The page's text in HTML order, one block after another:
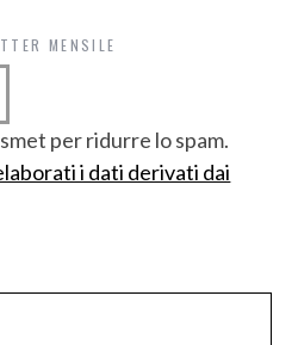
MENSILE
per ridurre lo spam.
i dati derivati dai